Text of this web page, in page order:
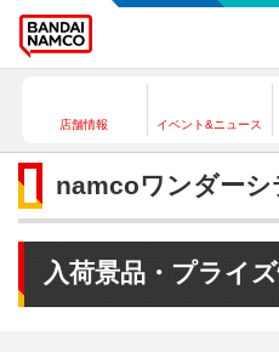
店舗情報 イベント&ニュース
namcoワンダーシ
入荷景品・プライ